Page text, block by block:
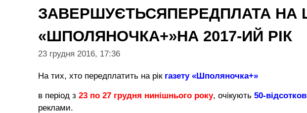
ЗАВЕРШУЄТЬСЯПЕРЕДПЛАТА
«ШПОЛЯНОЧКА+»НА 2017-ИЙ РІК
23 грудня 2016, 17:36
На тих, хто передплатить на рікгазету «Шполяночка+»
в період з 23 по 27 грудня нинішнього року, очікують 50-
реклами.